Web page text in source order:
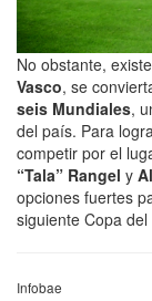
No obstante,
Vasco, se
seis Mundiales,
del país. Para
competir por el
“Tala” Rangel y
opciones fuertes
siguiente Copa del
Infobae